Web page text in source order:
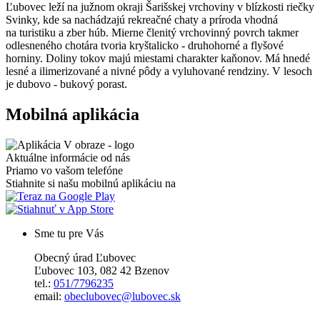
Ľubovec leží na južnom okraji Šarišskej vrchoviny v blízkosti riečky
Svinky, kde sa nachádzajú rekreačné chaty a príroda vhodná
na turistiku a zber húb. Mierne členitý vrchovinný povrch takmer
odlesneného chotára tvoria kryštalicko - druhohorné a flyšové
horniny. Doliny tokov majú miestami charakter kaňonov. Má hnedé
lesné a ilimerizované a nivné pôdy a vyluhované rendziny. V lesoch
je dubovo - bukový porast.
Mobilná aplikácia
Aktuálne informácie od nás
Priamo vo vašom telefóne
Stiahnite si našu mobilnú aplikáciu na
Sme tu pre Vás
Obecný úrad Ľubovec
Ľubovec 103, 082 42 Bzenov
tel.: 051/7796235
email: obeclubovec@lubovec.sk